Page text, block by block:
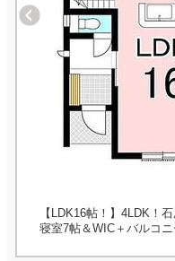
【LDK16帖！】4LDK！
寝室7帖＆WIC＋バルコ